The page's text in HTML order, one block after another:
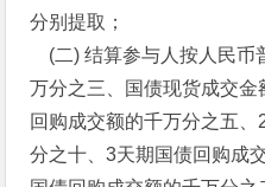
分别提取；
(二) 结算参与人按人民币
万分之三、国债现货成交
回购成交额的千万分之五
分之十、3天期国债回购成